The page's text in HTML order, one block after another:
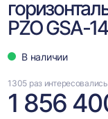
PZO GSA-
В наличии
1305 раз
1 856